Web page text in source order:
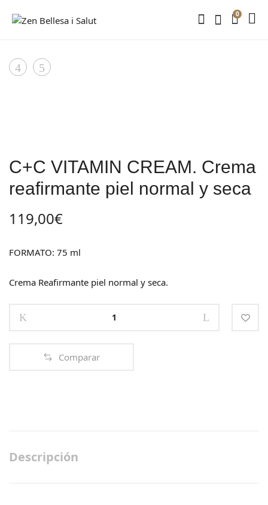
0
Product
OXYGEN
purificante
C+C
Gel
hidratante
reafirmante.
Todo
tipo
de
C+C VITAMIN CREAM. Crema
reafirmante piel normal y seca
119,00€
FORMATO: 75 ml
Crema Reafirmante piel normal y seca.
Crema
reafirmante
Comparar
Descripción